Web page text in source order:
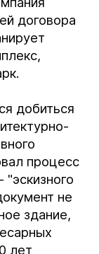
договора
добиться
процесс
"эскизного
не
здание,
лет